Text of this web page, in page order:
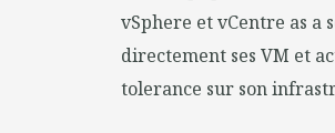
vSphere et vCentre as
directement ses VM et
tolerance sur son